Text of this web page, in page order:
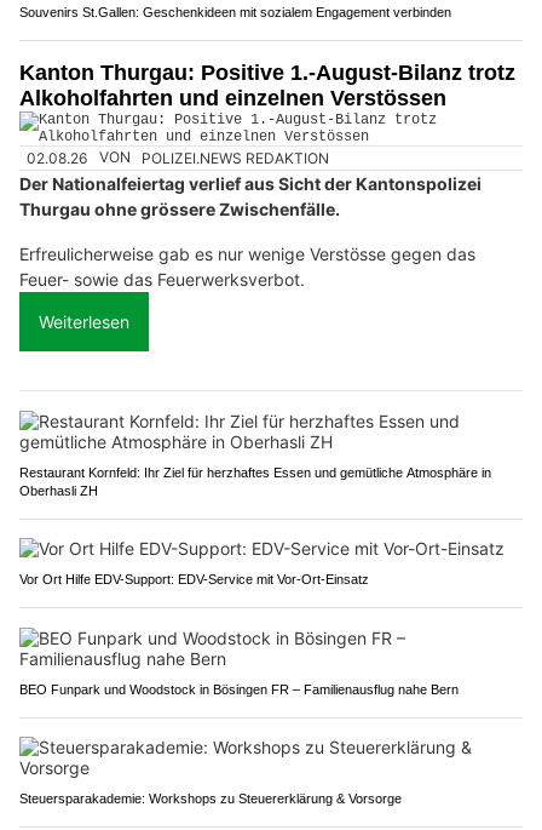
Souvenirs St.Gallen: Geschenkideen mit sozialem Engagement verbinden
Kanton Thurgau: Positive 1.-August-Bilanz trotz
Alkoholfahrten und einzelnen Verstössen
02.08.26 VON POLIZEI.NEWS REDAKTION
Der Nationalfeiertag verlief aus Sicht der Kantonspolizei
Thurgau ohne grössere Zwischenfälle.
Erfreulicherweise gab es nur wenige Verstösse gegen das
Feuer- sowie das Feuerwerksverbot.
Weiterlesen
Restaurant Kornfeld: Ihr Ziel für herzhaftes Essen und gemütliche Atmosphäre in
Oberhasli ZH
Vor Ort Hilfe EDV-Support: EDV-Service mit Vor-Ort-Einsatz
BEO Funpark und Woodstock in Bösingen FR – Familienausflug nahe Bern
Steuersparakademie: Workshops zu Steuererklärung & Vorsorge